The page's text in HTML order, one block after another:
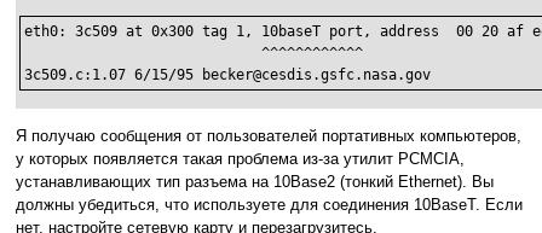
eth0: 3c509 at 0x300 tag 1, 10baseT port, address  00 20 af
3c509.c:1.07 6/15/95 becker@cesdis.gsfc.nasa.gov
Я получаю сообщения от пользователей портативных компьютеров,
у которых появляется такая проблема из-за утилит PCMCIA,
устанавливающих тип разъема на 10Base2 (тонкий Ethernet). Вы
должны убедиться, что используете для соединения 10BaseT. Если
нет, настройте сетевую карту и перезагрузитесь.